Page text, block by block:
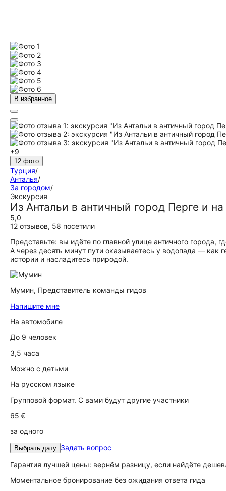
В избранное
+9
12 фото
Турция/
Анталья/
За городом/
Экскурсия
Из Антальи в античный город Перге и
5,0
12 отзывов, 58 посетили
Представьте: вы идёте по главной улице античного
А через десять минут пути оказываетесь у водопада — как
истории и насладитесь природой.
Мумин, Представитель команды гидов
Напишите мне
На автомобиле
До 9 человек
3,5 часа
Можно с детьми
На русском языке
Групповой формат. С вами будут другие участники
65 €
за одного
Выбрать дату Задать вопрос
Гарантия лучшей цены: вернём разницу, если найдёте
Моментальное бронирование без ожидания ответа гида